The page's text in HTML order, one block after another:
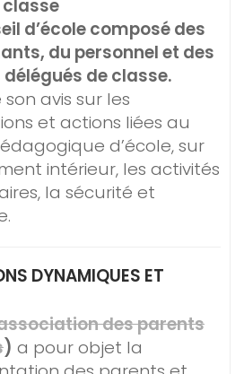
d’école composé des
du personnel et des
de classe.
avis sur les
et actions liées au
d’école, sur
intérieur, les activités
la sécurité et
DYNAMIQUES ET
des parents
) a pour objet la